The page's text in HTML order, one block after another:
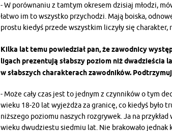
- W porównaniu z tamtym okresem dzisiaj młodzi,
łatwo im to wszystko przychodzi. Mają boiska,
prostu kiedyś przede wszystkim liczyły się charakter,
Kilka lat temu powiedział pan, że zawodnicy
ligach prezentują słabszy poziom niż dwadzieścia
w słabszych charakterach zawodników.
- Może cały czas jest to jednym z czynników o tym
wieku 18-20 lat wyjeżdża za granicę, co kiedyś było
niższego poziomu naszych rozgrywek. Ja na
wieku dwudziestu siedmiu lat. Nie brakowało jednak